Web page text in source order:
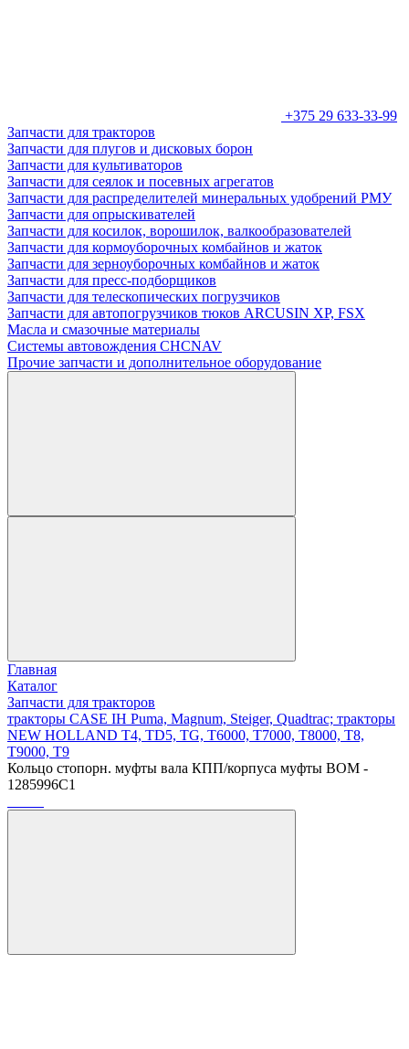
+375 29 633-33-99
Запчасти для тракторов
Запчасти для плугов и дисковых борон
Запчасти для культиваторов
Запчасти для сеялок и посевных агрегатов
Запчасти для распределителей минеральных удобрений РМУ
Запчасти для опрыскивателей
Запчасти для косилок, ворошилок, валкообразователей
Запчасти для кормоуборочных комбайнов и жаток
Запчасти для зерноуборочных комбайнов и жаток
Запчасти для пресс-подборщиков
Запчасти для телескопических погрузчиков
Запчасти для автопогрузчиков тюков ARCUSIN XP, FSX
Масла и смазочные материалы
Системы автовождения CHCNAV
Прочие запчасти и дополнительное оборудование
Главная
Каталог
Запчасти для тракторов
тракторы CASE IH Puma, Magnum, Steiger, Quadtrac; тракторы
NEW HOLLAND T4, TD5, TG, T6000, T7000, T8000, T8,
T9000, T9
Кольцо стопорн. муфты вала КПП/корпуса муфты ВОМ -
1285996C1